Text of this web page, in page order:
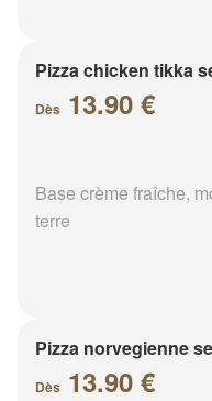
Pizza chicken tikka
Dès 13.90 €
Base crème fraîche,
terre
Pizza norvegienne
Dès 13.90 €